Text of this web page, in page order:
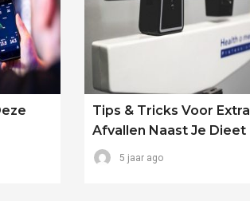
Tips & Tricks Voor Extra
Afvallen Naast Je Dieet
5 jaar ago